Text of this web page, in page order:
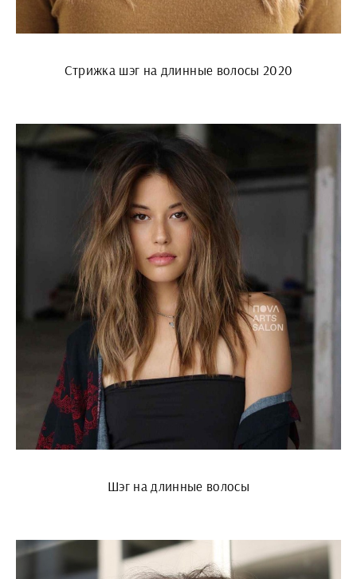
Стрижка шэг на длинные волосы 2020
Шэг на длинные волосы